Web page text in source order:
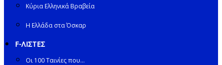
Κύρια Ελληνικά Βραβεία
Η Ελλάδα στα Όσκαρ
F-ΛΙΣΤΕΣ
Οι 100 Ταινίες που…